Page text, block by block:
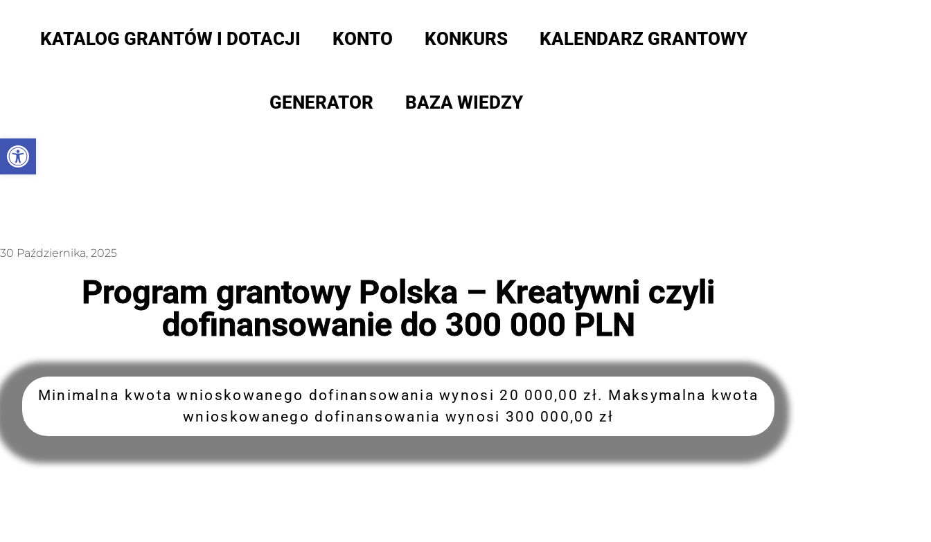
Otwórz pasek narzędzi
KATALOG GRANTÓW I DOTACJI KONTO KONKURS KALENDARZ GRANTOWY
GENERATOR BAZA WIEDZY
30 Października, 2025
Program grantowy Polska – Kreatywni czyli
dofinansowanie do 300 000 PLN
Minimalna kwota wnioskowanego dofinansowania wynosi 20 000,00 zł. Maksymalna kwota
wnioskowanego dofinansowania wynosi 300 000,00 zł